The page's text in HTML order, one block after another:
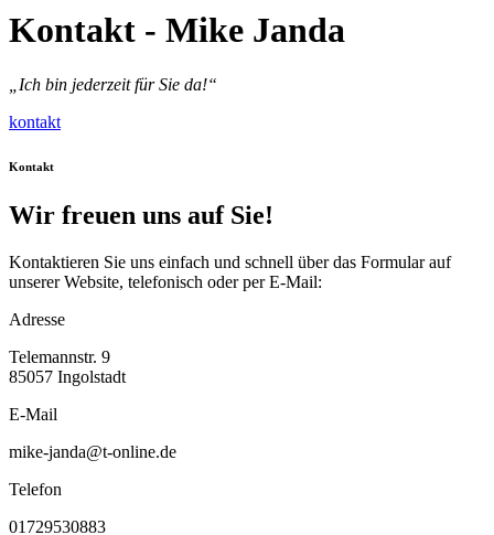
Kontakt - Mike Janda
„Ich bin jederzeit für Sie da!“
kontakt
Kontakt
Wir freuen uns auf Sie!
Kontaktieren Sie uns einfach und schnell über das Formular auf
unserer Website, telefonisch oder per E-Mail:
Adresse
Telemannstr. 9
85057 Ingolstadt
E-Mail
mike-janda@t-online.de
Telefon
01729530883